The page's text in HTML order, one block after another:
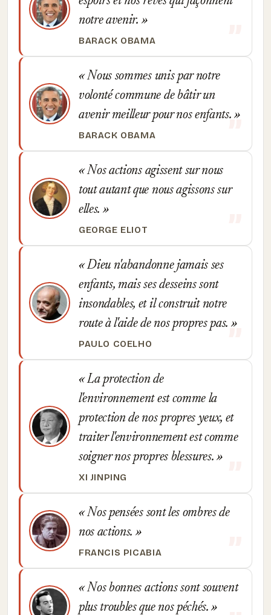
notre avenir.
BARACK OBAMA
Nous sommes unis par notre
volonté commune de bâtir un
avenir meilleur pour nos enfants.
BARACK OBAMA
Nos actions agissent sur nous
tout autant que nous agissons sur
elles.
GEORGE ELIOT
Dieu n'abandonne jamais ses
enfants, mais ses desseins sont
insondables, et il construit notre
route à l'aide de nos propres pas.
PAULO COELHO
La protection de
l'environnement est comme la
protection de nos propres yeux, et
traiter l'environnement est comme
soigner nos propres blessures.
XI JINPING
Nos pensées sont les ombres de
nos actions.
FRANCIS PICABIA
Nos bonnes actions sont souvent
plus troubles que nos péchés.